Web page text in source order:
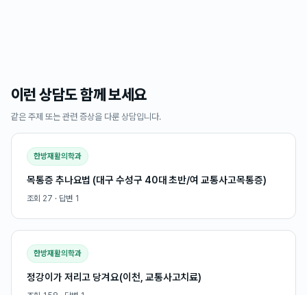
이런 상담도 함께 보세요
같은 주제 또는 관련 증상을 다룬 상담입니다.
한방재활의학과
목통증 추나요법 (대구 수성구 40대 초반/여 교통사고목통증)
조회 27 · 답변 1
한방재활의학과
정강이가 저리고 당겨요(이천, 교통사고치료)